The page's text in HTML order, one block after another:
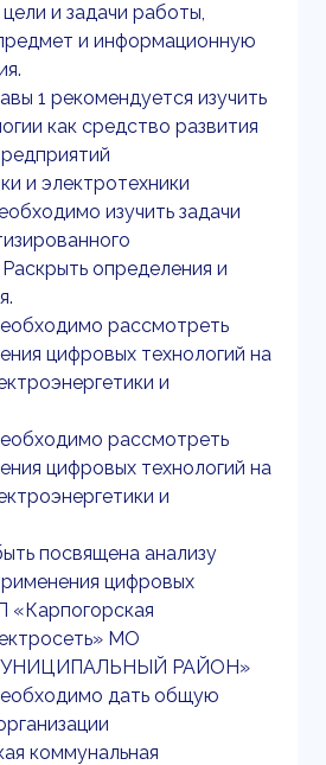
и задачи работы,
и информационную
1 рекомендуется изучить
как средство развития
и электротехники
изучить задачи
определения и
рассмотреть
цифровых технологий на
и
рассмотреть
цифровых технологий на
и
посвящена анализу
цифровых
«Карпогорская
МО
РАЙОН»
дать общую
коммунальная